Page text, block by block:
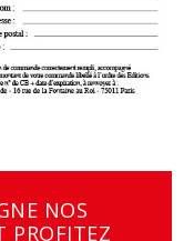
NOS
PROFITEZ